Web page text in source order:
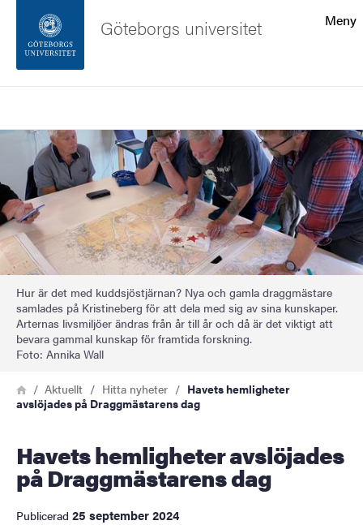
Sidfoten
Om webbplatsen
Meny
Göteborgs universitet
Bild
Hur är det med kuddsjöstjärnan? Nya och gamla draggmästare
samlades på Kristineberg för att dela med sig av sina kunskaper.
Arternas livsmiljöer ändras från år till år och då är det viktigt att
bevara gammal kunskap för framtida forskning.
Foto: Annika Wall
Länkstig
HemAktuellt Hitta nyheter
Havets hemligheter
avslöjades på Draggmästarens dag
Havets hemligheter avslöjades
på Draggmästarens dag
Publicerad 25 september 2024